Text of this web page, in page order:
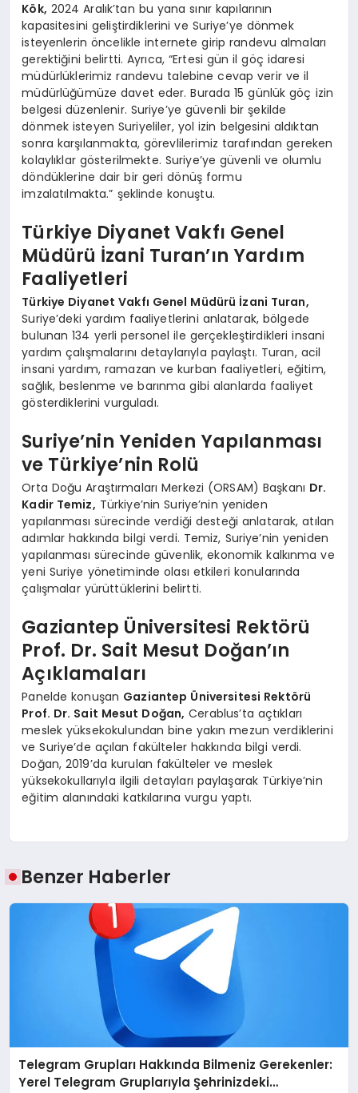
Kök, 2024 Aralık’tan bu yana sınır kapılarının
kapasitesini geliştirdiklerini ve Suriye’ye dönmek
isteyenlerin öncelikle internete girip randevu almaları
gerektiğini belirtti. Ayrıca, “Ertesi gün il göç idaresi
müdürlüklerimiz randevu talebine cevap verir ve il
müdürlüğümüze davet eder. Burada 15 günlük göç izin
belgesi düzenlenir. Suriye’ye güvenli bir şekilde
dönmek isteyen Suriyeliler, yol izin belgesini aldıktan
sonra karşılanmakta, görevlilerimiz tarafından gereken
kolaylıklar gösterilmekte. Suriye’ye güvenli ve olumlu
döndüklerine dair bir geri dönüş formu
imzalatılmakta.” şeklinde konuştu.
Türkiye Diyanet Vakfı Genel
Müdürü İzani Turan’ın Yardım
Faaliyetleri
Türkiye Diyanet Vakfı Genel Müdürü İzani Turan,
Suriye’deki yardım faaliyetlerini anlatarak, bölgede
bulunan 134 yerli personel ile gerçekleştirdikleri insani
yardım çalışmalarını detaylarıyla paylaştı. Turan, acil
insani yardım, ramazan ve kurban faaliyetleri, eğitim,
sağlık, beslenme ve barınma gibi alanlarda faaliyet
gösterdiklerini vurguladı.
Suriye’nin Yeniden Yapılanması
ve Türkiye’nin Rolü
Orta Doğu Araştırmaları Merkezi (ORSAM) Başkanı Dr.
Kadir Temiz, Türkiye’nin Suriye’nin yeniden
yapılanması sürecinde verdiği desteği anlatarak, atılan
adımlar hakkında bilgi verdi. Temiz, Suriye’nin yeniden
yapılanması sürecinde güvenlik, ekonomik kalkınma ve
yeni Suriye yönetiminde olası etkileri konularında
çalışmalar yürüttüklerini belirtti.
Gaziantep Üniversitesi Rektörü
Prof. Dr. Sait Mesut Doğan’ın
Açıklamaları
Panelde konuşan Gaziantep Üniversitesi Rektörü
Prof. Dr. Sait Mesut Doğan, Cerablus’ta açtıkları
meslek yüksekokulundan bine yakın mezun verdiklerini
ve Suriye’de açılan fakülteler hakkında bilgi verdi.
Doğan, 2019’da kurulan fakülteler ve meslek
yüksekokullarıyla ilgili detayları paylaşarak Türkiye’nin
eğitim alanındaki katkılarına vurgu yaptı.
Benzer Haberler
Telegram Grupları Hakkında Bilmeniz Gerekenler:
Yerel Telegram Gruplarıyla Şehrinizdeki